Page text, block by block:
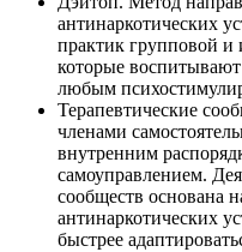
антинаркотических
практик групповой и
которые
любым
Терапевтические
членами
внутренним
самоуправлением.
сообществ основана
антинаркотических
быстрее